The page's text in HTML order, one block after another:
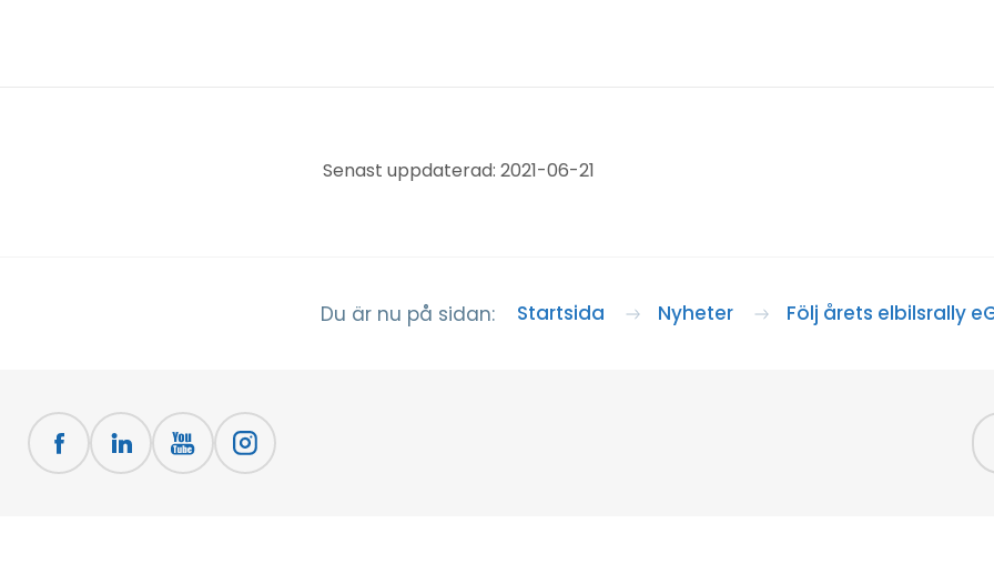
Senast uppdaterad: 2021-06-21
Du är nu på sidan: Startsida Nyheter Följ årets elbilsrally